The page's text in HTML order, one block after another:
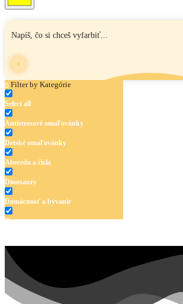
Filter by Kategórie
Select all
Antistresové omaľovánky
Detské omaľovánky
Abeceda a čísla
Dinosaury
Domácnosť a bývanie
Doprava
Jar a Veľká noc
Jeseň a Halloween
Kvety